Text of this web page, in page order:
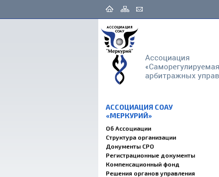
АССОЦИАЦИЯ СОАУ
«МЕРКУРИЙ»
Об Ассоциации
Структура организации
Документы СРО
Регистрационные документы
Компенсационный фонд
Решения органов управления